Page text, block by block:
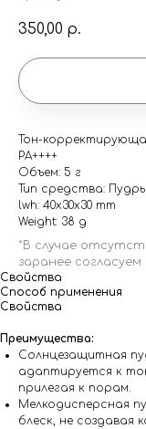
350,00 р.
Тон-
PA++++
Объем: 5 г
Тип средства: Пудры
lwh: 40x30x30 mm
Weight: 38 g
Свойства
Способ применения
Свойства
Преимущества:
Солнцезащитная
адаптируется к
прилегая к порам.
Мелкодисперсная
блеск, не создавая